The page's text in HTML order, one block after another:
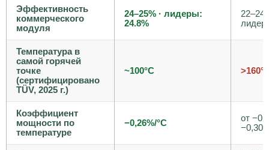
Эффективность
коммерческого
модуля
24–25% · лидеры:
24.8%
Температура в
самой горячей
точке
(сертифицировано
TÜV, 2025 г.)
~100°C
Коэффициент
мощности по
температуре
−0,26%/°C
от